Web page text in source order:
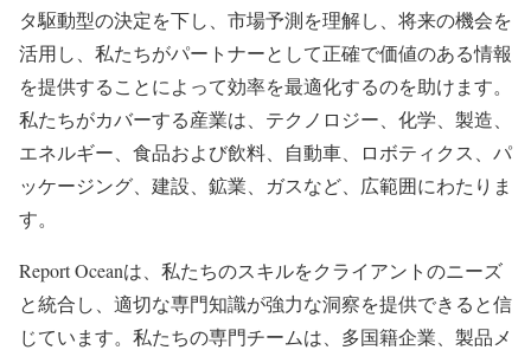
タ駆動型の決定を下し、市場予測を理解し、将来の機会を
活用し、私たちがパートナーとして正確で価値のある情報
を提供することによって効率を最適化するのを助けます。
私たちがカバーする産業は、テクノロジー、化学、製造、
エネルギー、食品および飲料、自動車、ロボティクス、パ
ッケージング、建設、鉱業、ガスなど、広範囲にわたりま
す。
Report Oceanは、私たちのスキルをクライアントのニーズ
と統合し、適切な専門知識が強力な洞察を提供できると信
じています。私たちの専門チームは、多国籍企業、製品メ